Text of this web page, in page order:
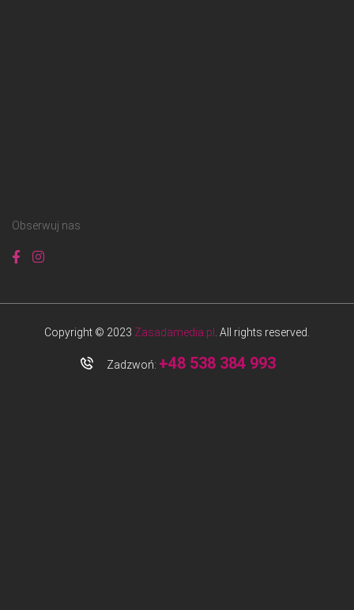
Obserwuj nas
Copyright © 2023 Zasadamedia.pl . All rights reserved.
Zadzwoń: +48 538 384 993